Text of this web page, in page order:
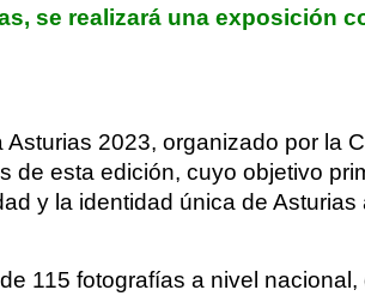
se realizará una exposición
2023, organizado por la
de esta edición, cuyo objetivo
y la identidad única de
115 fotografías a nivel